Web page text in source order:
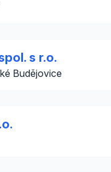
s r.o.
Budějovice